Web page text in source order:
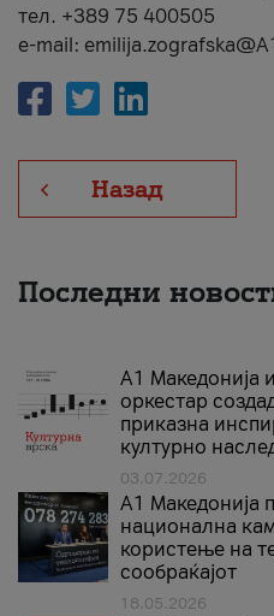
тел. +389 75 400505
e-mail:
Назад
Последни
А1 Македонија
оркестар
приказна
културно
03.07.2026
A1 Македонија
национална
користење на
сообраќајот
18.05.2026